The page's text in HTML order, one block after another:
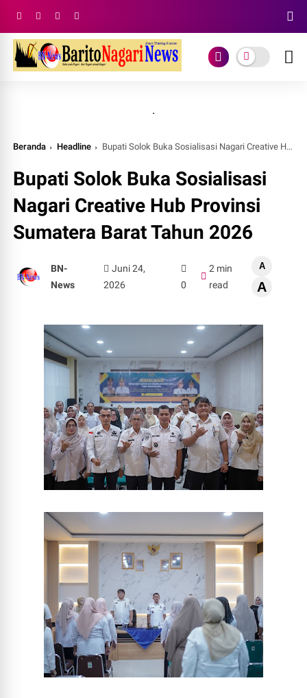
.
Beranda Headline Bupati Solok Buka Sosialisasi Nagari Creative Hub Provinsi Sumatera Barat Tahun 2026
Bupati Solok Buka Sosialisasi
Nagari Creative Hub Provinsi
Sumatera Barat Tahun 2026
BN-
News
Juni 24,
2026
0
2 min
read
A
A